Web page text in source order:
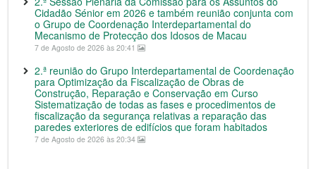
Cidadão Sénior em 2026 e também reunião conjunta com
o Grupo de Coordenação Interdepartamental do
Mecanismo de Protecção dos Idosos de Macau
7 de Agosto de 2026 às 20:41
2.ª reunião do Grupo Interdepartamental de Coordenação
para Optimização da Fiscalização de Obras de
Construção, Reparação e Conservação em Curso
Sistematização de todas as fases e procedimentos de
fiscalização da segurança relativas a reparação das
paredes exteriores de edifícios que foram habitados
7 de Agosto de 2026 às 20:34